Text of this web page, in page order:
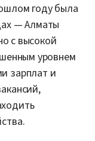
году была
— Алматы
с высокой
уровнем
зарплат и